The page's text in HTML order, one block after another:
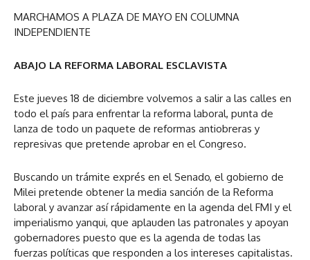
MARCHAMOS A PLAZA DE MAYO EN COLUMNA
INDEPENDIENTE
ABAJO LA REFORMA LABORAL ESCLAVISTA
Este jueves 18 de diciembre volvemos a salir a las calles en
todo el país para enfrentar la reforma laboral, punta de
lanza de todo un paquete de reformas antiobreras y
represivas que pretende aprobar en el Congreso.
Buscando un trámite exprés en el Senado, el gobierno de
Milei pretende obtener la media sanción de la Reforma
laboral y avanzar así rápidamente en la agenda del FMI y el
imperialismo yanqui, que aplauden las patronales y apoyan
gobernadores puesto que es la agenda de todas las
fuerzas políticas que responden a los intereses capitalistas.